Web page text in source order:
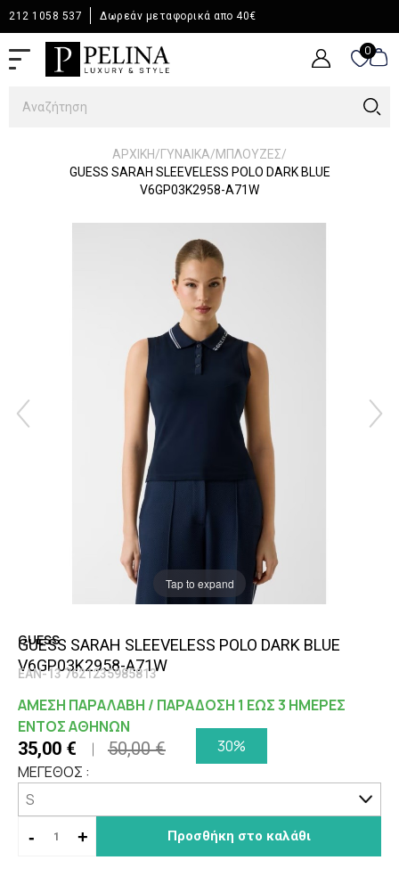
212 1058 537 Δωρεάν μεταφορικά απο 40€
0
0
ΑΡΧΙΚΉ/ΓΥΝΑΙΚΑ/ΜΠΛΟΥΖΕΣ/
GUESS SARAH SLEEVELESS POLO DARK BLUE
V6GP03K2958-A71W
Tap to expand
GUESS
GUESS SARAH SLEEVELESS POLO DARK BLUE
V6GP03K2958-A71W
EAN-13 7621235985813
ΑΜΕΣΗ ΠΑΡΑΛΑΒΗ / ΠΑΡΑΔΟΣΗ 1 ΕΩΣ 3 ΗΜΕΡΕΣ
ΕΝΤΟΣ ΑΘΗΝΩΝ
35,00 € 50,00 €
30%
ΜΕΓΕΘΟΣ :
- + Προσθήκη στο καλάθι